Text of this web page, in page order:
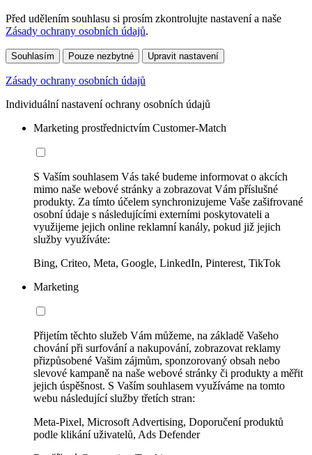
Před udělením souhlasu si prosím zkontrolujte nastavení a naše
Zásady ochrany osobních údajů.
Souhlasím Pouze nezbytné Upravit nastavení
Zásady ochrany osobních údajů
Individuální nastavení ochrany osobních údajů
Marketing prostřednictvím Customer-Match
S Vaším souhlasem Vás také budeme informovat o akcích
mimo naše webové stránky a zobrazovat Vám příslušné
produkty. Za tímto účelem synchronizujeme Vaše zašifrované
osobní údaje s následujícími externími poskytovateli a
využijeme jejich online reklamní kanály, pokud již jejich
služby využíváte:
Bing, Criteo, Meta, Google, LinkedIn, Pinterest, TikTok
Marketing
Přijetím těchto služeb Vám můžeme, na základě Vašeho
chování při surfování a nakupování, zobrazovat reklamy
přizpůsobené Vašim zájmům, sponzorovaný obsah nebo
slevové kampaně na naše webové stránky či produkty a měřit
jejich úspěšnost. S Vaším souhlasem využíváme na tomto
webu následující služby třetích stran:
Meta-Pixel, Microsoft Advertising, Doporučení produktů
podle klikání uživatelů, Ads Defender